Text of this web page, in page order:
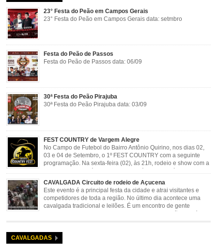
23° Festa do Peão em Campos Gerais
23° Festa do Peão em Campos Gerais data: setmbro
Festa do Peão de Passos
Festa do Peão de Passos data: 06/09
30ª Festa do Peão Pirajuba
30ª Festa do Peão Pirajuba data: 03/09
FEST COUNTRY de Vargem Alegre
No Campo de Futebol do Bairro Antônio Quirino, nos dias 02,
03 e 04 de Setembro, o 1º FEST COUNTRY com a seguinte
programação. Na sexta-feira (02), às 21h, rodeio e show com a
dupla sertaneja Cássio e Reynado; sábado (03), às 21h,
rodeio e shows com o Trio Pé de Cedro e o Trio […]
CAVALGADA Circuito de rodeio de Açucena
Este evento é a principal festa da cidade e atrai visitantes e
competidores de toda a região. No último dia acontece uma
cavalgada tradicional e leilões. É um encontro de gente
animada e hospitaleira. Local: Parque de Exposições José
Rosa Guimarães, Açucena Data: Setembro
CAVALGADAS